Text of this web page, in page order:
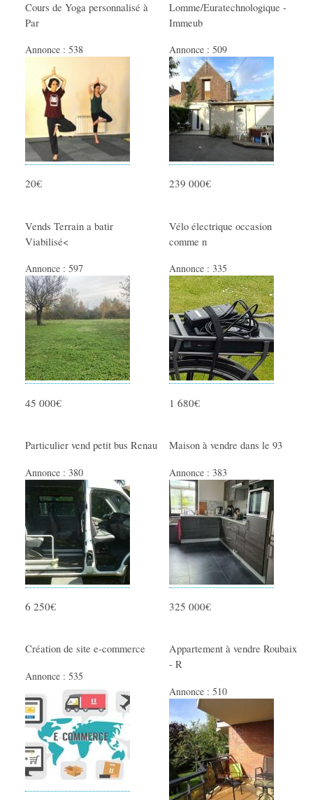
Cours de Yoga personnalisé à
Par
Annonce : 538
20€
Lomme/Euratechnologique -
Immeub
Annonce :509
239 000€
Vends Terrain a batir
Viabilisé<
Annonce : 597
45 000€
Vélo électrique occasion
comme n
Annonce :335
1 680€
Particulier vend petit bus Renau
Annonce : 380
6 250€
Maison à vendre dans le 93
Annonce : 383
325 000€
Création de site e-commerce
Annonce : 535
Appartement à vendre Roubaix
- R
Annonce :510